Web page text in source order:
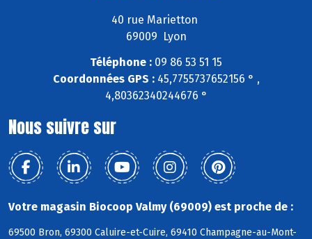
40 rue Marietton
69009 Lyon
Téléphone : 09 86 53 51 15
Coordonnées GPS :45,7755737652156 ° ,
4,80362340244676 °
Nous suivre sur
Votre magasin Biocoop Valmy (69009) est proche de :
69500 Bron, 69300 Caluire-et-Cuire, 69410 Champagne-au-Mont-